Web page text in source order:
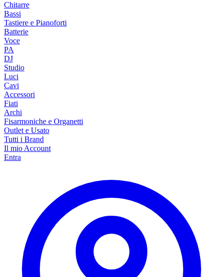
Chitarre
Bassi
Tastiere e Pianoforti
Batterie
Voce
PA
DJ
Studio
Luci
Cavi
Accessori
Fiati
Archi
Fisarmoniche e Organetti
Outlet e Usato
Tutti i Brand
Il mio Account
Entra